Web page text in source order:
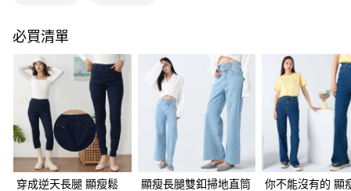
每筆NT$100，滿NT$1,899(含以上)免運費
宅配(貨到付款)
每筆NT$100，滿NT$1,899(含以上)免運費
必買清單
穿成逆天長腿 顯瘦鬆
顯瘦長腿雙釦掃地直筒
你不能沒有的 顯